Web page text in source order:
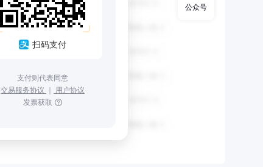
扫码支付
支付则代表同意
交易服务协议 ｜ 用户协议
发票获取
公众号